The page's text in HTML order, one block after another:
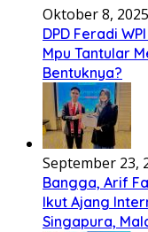
Oktober 8, 2025
DPD Feradi
Mpu Tantular
Bentuknya?
September 23,
Bangga, Arif
Ikut Ajang
Singapura,